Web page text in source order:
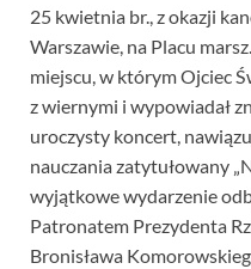
25 kwietnia br., z okazji
Warszawie, na Placu
miejscu, w którym Ojciec
z wiernymi i wypowiadał
uroczysty koncert,
nauczania zatytułowany
wyjątkowe wydarzenie
Patronatem Prezydenta
Bronisława